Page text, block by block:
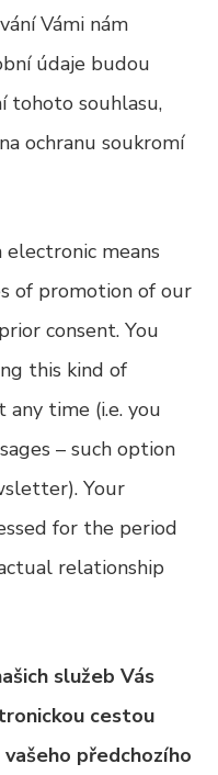
Vámi nám
údaje budou
tohoto souhlasu,
ochranu soukromí
means
of promotion of our
consent. You
this kind of
time (i.e. you
– such option
Your
for the period
relationship
služeb Vás
cestou
předchozího